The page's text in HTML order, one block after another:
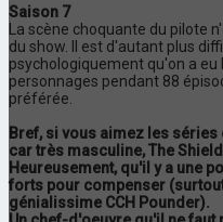
Saison 7
La scène choquante du pilote
du show. Il est d'autant plus
psychologiquement qu'on a
personnages pendant 88
préférée.
Bref, si vous aimez les
car très masculine, The
Heureusement, qu'il y a une
forts pour compenser
génialissime CCH Pounder).